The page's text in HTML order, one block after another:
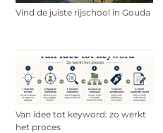
Vind de juiste rijschool in Gouda
Van idee tot keyword: zo werkt
het proces